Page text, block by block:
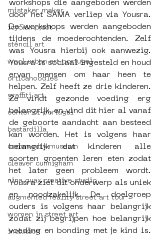
mistaker maker
icy&amp;sot
stencil art
wool urban art portugal
orticanoodles
graffiti art
center of portugal
bastardilla
community museum
cleaver cunnigham
nina quax creative studio
augmented reality street art tour
women in street art
inclusion
workshops die aangeboden werden
door het SAMA verliep via Yousra.
De workshops werden aangeboden
tijdens de moederochtenden. Zelf
was Yousra hierbij ook aanwezig.
Yousra is sociaal ingesteld en houd
ervan mensen om haar heen te
helpen. Zelf heeft ze drie kinderen.
Ze vindt gezonde voeding erg
belangrijk, en vind dit hier al vanaf
de geboorte aandacht aan besteed
kan worden. Het is volgens haar
belangrijk dat kinderen alle
soorten groenten leren eten zodat
het later geen probleem wordt.
Yousra ziet dit onderwerp als uniek
en noodzakelijk. De doelgroep
ouders is volgens haar belangrijk
zodat zij begrijpen hoe belangrijk
voeding en bonding met je kind is.